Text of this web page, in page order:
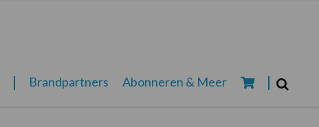
Brandpartners Abonneren & Meer